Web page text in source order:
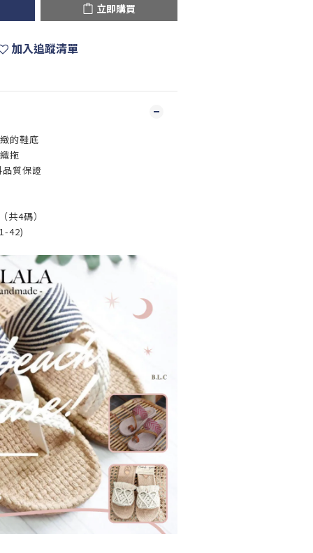
立即購買
加入追蹤清單
的鞋底
拖
質保證
4碼）
42)